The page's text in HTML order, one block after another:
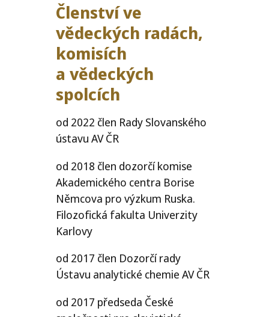
Členství ve
vědeckých radách,
komisích
a vědeckých
spolcích
od 2022 člen Rady Slovanského
ústavuAVČR
od 2018 člen dozorčí komise
Akademického centra Borise
Němcova pro výzkum Ruska.
Filozofická fakulta Univerzity
Karlovy
od 2017 člen Dozorčí rady
Ústavu analytické chemieAVČR
od 2017 předseda České